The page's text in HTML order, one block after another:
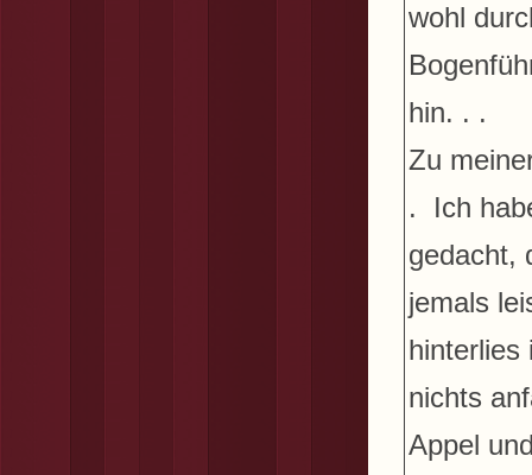
wohl
hin. . .
Zu
. Ich
gedacht,
jemals
hinterlies
nichts
Appel